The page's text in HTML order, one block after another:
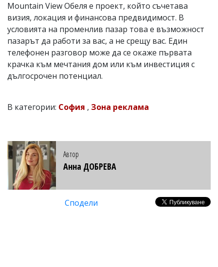
Mountain View Обеля е проект, който съчетава
визия, локация и финансова предвидимост. В
условията на променлив пазар това е възможност
пазарът да работи за вас, а не срещу вас. Един
телефонен разговор може да се окаже първата
крачка към мечтания дом или към инвестиция с
дългосрочен потенциал.
В категории: София , Зона реклама
Автор
Анна ДОБРЕВА
Сподели